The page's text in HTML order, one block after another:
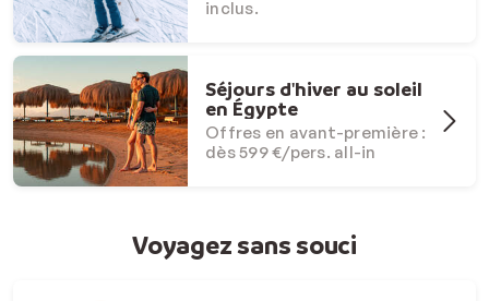
inclus.
Séjours d'hiver au soleil
en Égypte
Offres en avant-première :
dès 599 €/pers. all-in
Voyagez sans souci